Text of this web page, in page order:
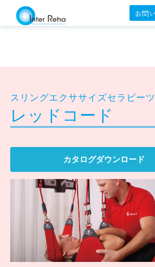
お問
セミナー情報
導入事例
オンラインショップ
English
スリングエクササイズセラピー
レッドコード
カタログダウンロード